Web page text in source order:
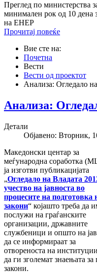
Преглед по министерства
минимален рок од 10 дена
на ЕНЕР
Прочитај повеќе
Вие сте на:
Почетна
Вести
Вести од проектот
Анализа: Огледало
Анализа:
Детали
Објавено: Вторник,
Македонски центар за
меѓународна соработка
ја изготви публикацијата
„Огледало на Владата
учество на јавноста во
процесите на подготовка
закони“ којашто треба да
послужи на граѓанските
организации, државните
службеници и општо на
да се информираат за
отвореноста на
да ги зголемат знаењата
закони.